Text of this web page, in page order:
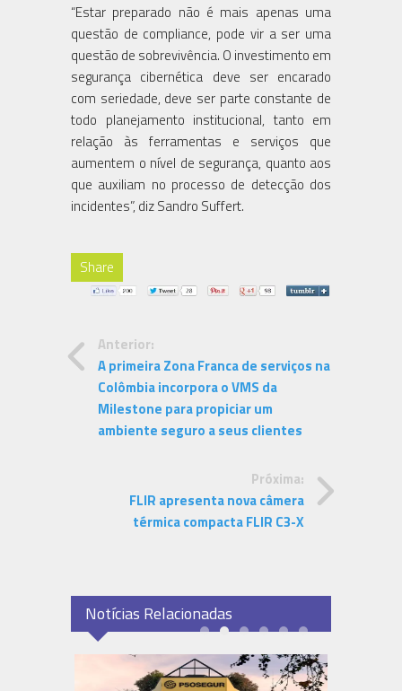
“Estar preparado não é mais apenas uma
questão de compliance, pode vir a ser uma
questão de sobrevivência. O investimento em
segurança cibernética deve ser encarado
com seriedade, deve ser parte constante de
todo planejamento institucional, tanto em
relação às ferramentas e serviços que
aumentem o nível de segurança, quanto aos
que auxiliam no processo de detecção dos
incidentes”, diz Sandro Suffert.
Share
Anterior:
A primeira Zona Franca de serviços na
Colômbia incorpora o VMS da
Milestone para propiciar um
ambiente seguro a seus clientes
Próxima:
FLIR apresenta nova câmera
térmica compacta FLIR C3-X
Notícias Relacionadas